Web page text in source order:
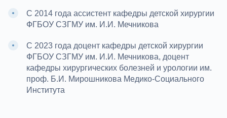
С 2014 года ассистент кафедры детской хирургии
ФГБОУ СЗГМУ им. И.И. Мечникова
С 2023 года доцент кафедры детской хирургии
ФГБОУ СЗГМУ им. И.И. Мечникова, доцент
кафедры хирургических болезней и урологии им.
проф. Б.И. Мирошникова Медико-Социального
Института